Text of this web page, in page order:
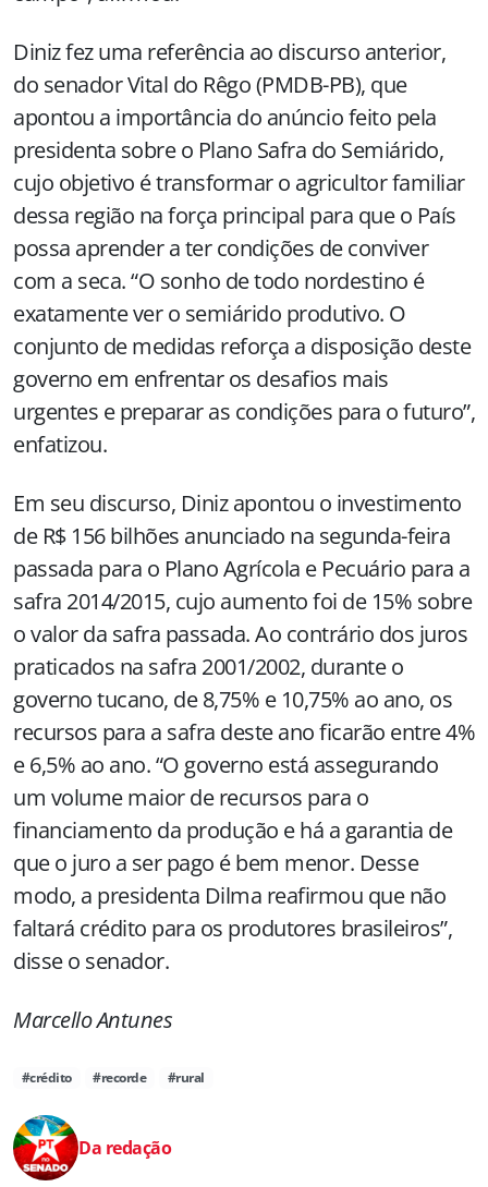
Diniz fez uma referência ao discurso anterior,
do senador Vital do Rêgo (PMDB-PB), que
apontou a importância do anúncio feito pela
presidenta sobre o Plano Safra do Semiárido,
cujo objetivo é transformar o agricultor familiar
dessa região na força principal para que o País
possa aprender a ter condições de conviver
com a seca. “O sonho de todo nordestino é
exatamente ver o semiárido produtivo. O
conjunto de medidas reforça a disposição deste
governo em enfrentar os desafios mais
urgentes e preparar as condições para o futuro”,
enfatizou.
Em seu discurso, Diniz apontou o investimento
de R$ 156 bilhões anunciado na segunda-feira
passada para o Plano Agrícola e Pecuário para a
safra 2014/2015, cujo aumento foi de 15% sobre
o valor da safra passada. Ao contrário dos juros
praticados na safra 2001/2002, durante o
governo tucano, de 8,75% e 10,75% ao ano, os
recursos para a safra deste ano ficarão entre 4%
e 6,5% ao ano. “O governo está assegurando
um volume maior de recursos para o
financiamento da produção e há a garantia de
que o juro a ser pago é bem menor. Desse
modo, a presidenta Dilma reafirmou que não
faltará crédito para os produtores brasileiros”,
disse o senador.
Marcello Antunes
#crédito #recorde #rural
Da redação